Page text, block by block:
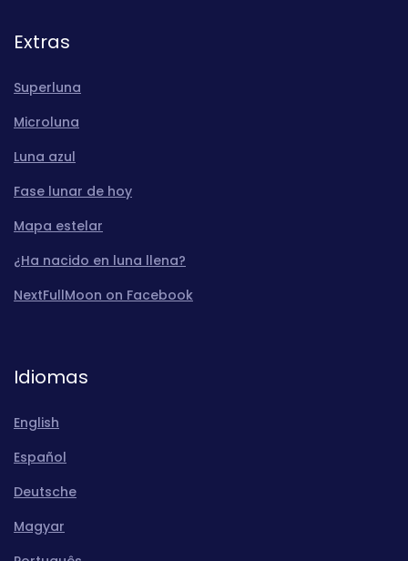
Extras
Superluna
Microluna
Luna azul
Fase lunar de hoy
Mapa estelar
¿Ha nacido en luna llena?
NextFullMoon on Facebook
Idiomas
English
Español
Deutsche
Magyar